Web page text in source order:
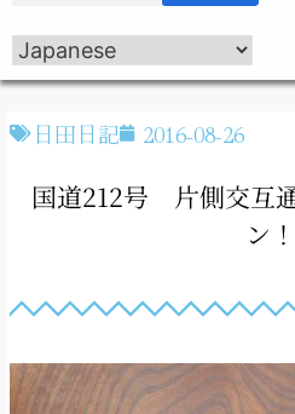
日田日記 2016-08-26
国道212号 片側交互
ン！